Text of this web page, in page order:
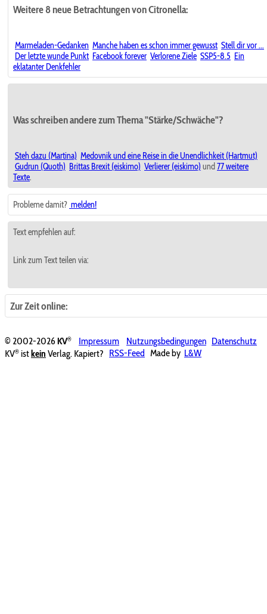
Weitere 8 neue Betrachtungen von Citronella:
Marmeladen-Gedanken Manche haben es schon immer gewusst Stell dir vor ...
Der letzte wunde Punkt Facebook forever Verlorene Ziele SSP5-8.5 Ein
eklatanter Denkfehler
Was schreiben andere zum Thema "Stärke/Schwäche"?
Steh dazu (Martina) Medovnik und eine Reise in die Unendlichkeit (Hartmut)
Gudrun (Quoth) Brittas Brexit (eiskimo) Verlierer (eiskimo) und 77 weitere
Texte.
Probleme damit? melden!
Text empfehlen auf:
Link zum Text teilen via:
Zur Zeit online:
© 2002-2026KV® Impressum Nutzungsbedingungen Datenschutz
KV® istkein Verlag. Kapiert? RSS-Feed Made by L&W